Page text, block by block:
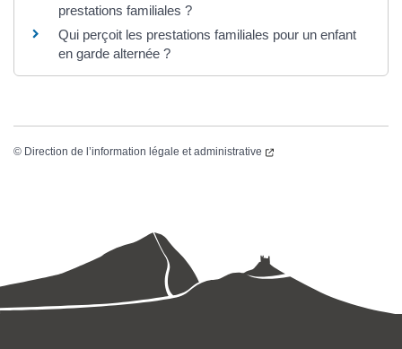
prestations familiales ?
Qui perçoit les prestations familiales pour un enfant
en garde alternée ?
© Direction de l’information légale et administrative